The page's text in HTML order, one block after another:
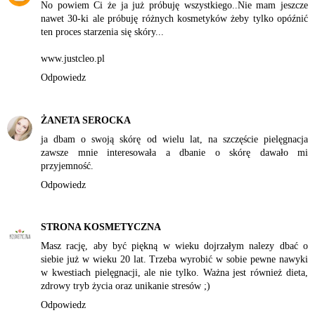
No powiem Ci że ja już próbuję wszystkiego..Nie mam jeszcze
nawet 30-ki ale próbuję różnych kosmetyków żeby tylko opóźnić
ten proces starzenia się skóry...
www.justcleo.pl
Odpowiedz
ŻANETA SEROCKA
ja dbam o swoją skórę od wielu lat, na szczęście pielęgnacja
zawsze mnie interesowała a dbanie o skórę dawało mi
przyjemność.
Odpowiedz
STRONA KOSMETYCZNA
Masz rację, aby być piękną w wieku dojrzałym nalezy dbać o
siebie już w wieku 20 lat. Trzeba wyrobić w sobie pewne nawyki
w kwestiach pielęgnacji, ale nie tylko. Ważna jest również dieta,
zdrowy tryb życia oraz unikanie stresów ;)
Odpowiedz